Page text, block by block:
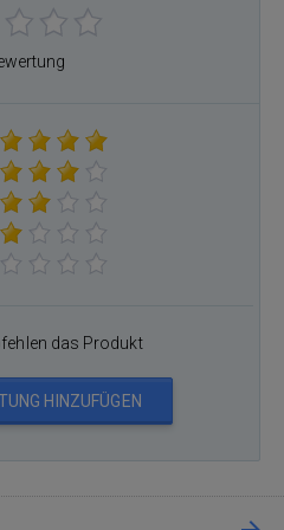
das Produkt
HINZUFÜGEN